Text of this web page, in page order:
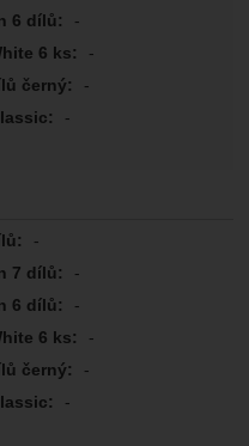
-
-
-
-
-
-
-
-
-
-